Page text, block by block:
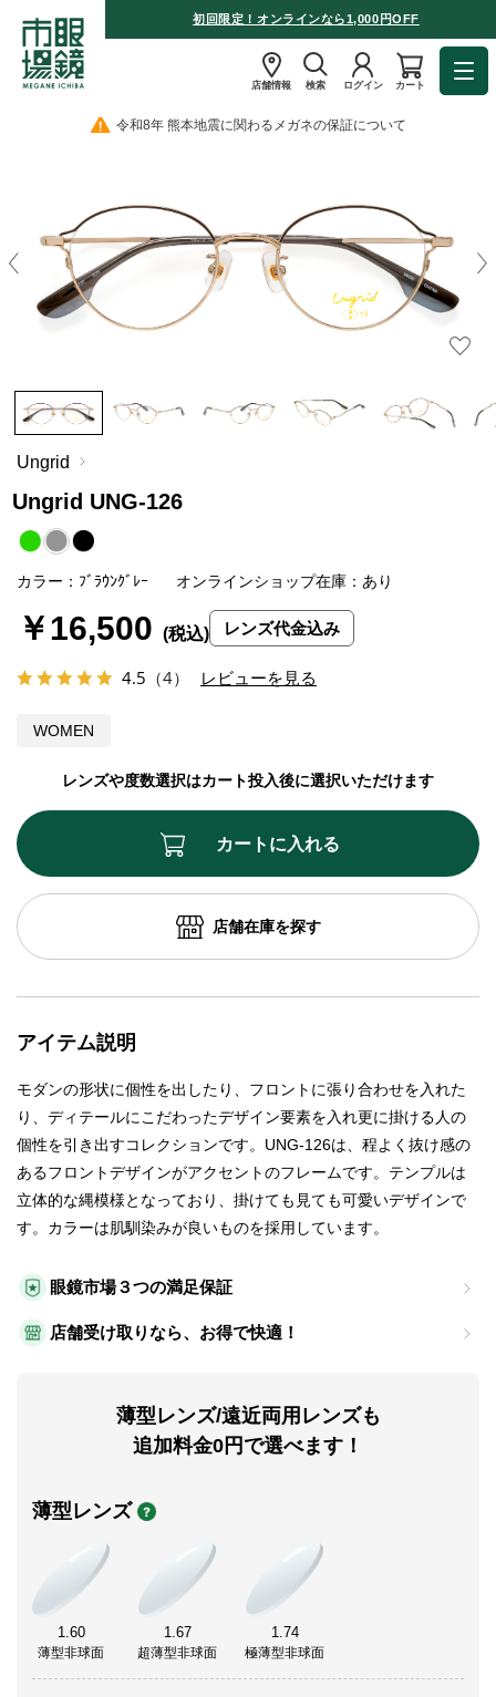
初回限定！オンラインなら1,000円OFF
店舗情報 検索 ログイン カート
令和8年 熊本地震に関わるメガネの保証について
Ungrid
Ungrid UNG-126
4.5 （4） レビューを見る
WOMEN
カラー：ﾌﾞﾗｳﾝｸﾞﾚｰ オンラインショップ在庫：あり
レンズや度数選択はカート投入後に選択いただけます
￥16,500 レンズ代金込み
眼鏡市場３つの満足保証
店舗受け取りなら、お得で快適！
薄型レンズ/遠近両用レンズも
追加料金0円で選べます！
薄型レンズ
1.60
薄型非球面
1.67
超薄型非球面
1.74
極薄型非球面
カートに入れる
店舗在庫を探す
アイテム説明
モダンの形状に個性を出したり、フロントに張り合わせを入れた
り、ディテールにこだわったデザイン要素を入れ更に掛ける人の
個性を引き出すコレクションです。UNG-126は、程よく抜け感の
あるフロントデザインがアクセントのフレームです。テンプルは
立体的な縄模様となっており、掛けても見ても可愛いデザインで
す。カラーは肌馴染みが良いものを採用しています。